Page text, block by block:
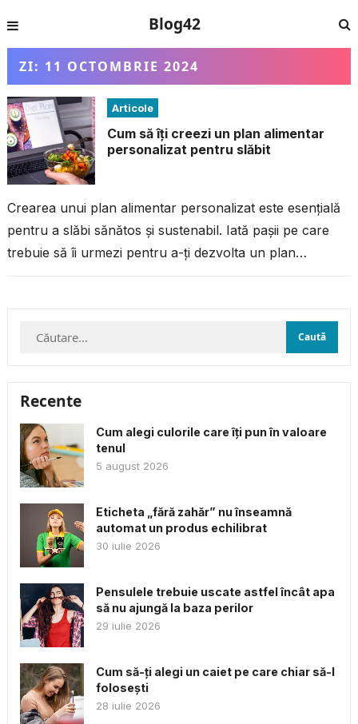
Blog42
ZI: 11 OCTOMBRIE 2024
Articole
Cum să îți creezi un plan alimentar
personalizat pentru slăbit
Crearea unui plan alimentar personalizat este esențială
pentru a slăbi sănătos și sustenabil. Iată pașii pe care
trebuie să îi urmezi pentru a-ți dezvolta un plan
Caută
Recente
Cum alegi culorile care îți pun în valoare
tenul
5 august 2026
Eticheta „fără zahăr” nu înseamnă
automat un produs echilibrat
30 iulie 2026
Pensulele trebuie uscate astfel încât apa
să nu ajungă la baza perilor
29 iulie 2026
Cum să-ți alegi un caiet pe care chiar să-l
folosești
28 iulie 2026